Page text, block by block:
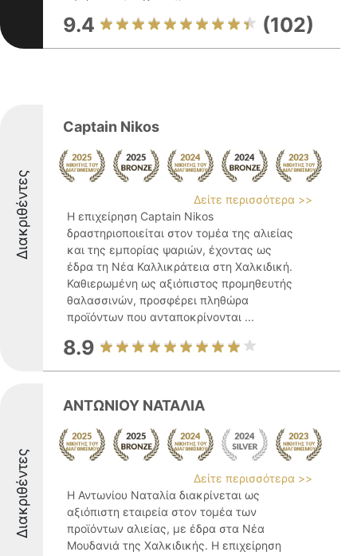
9.4 (102)
Διακριθέντες
Captain Nikos
Δείτε περισσότερα >>
Η επιχείρηση Captain Nikos
δραστηριοποιείται στον τομέα της αλιείας
και της εμπορίας ψαριών, έχοντας ως
έδρα τη Νέα Καλλικράτεια στη Χαλκιδική.
Καθιερωμένη ως αξιόπιστος προμηθευτής
θαλασσινών, προσφέρει πληθώρα
προϊόντων που ανταποκρίνονται ...
8.9
Διακριθέντες
ΑΝΤΩΝΙΟΥ ΝΑΤΑΛΙΑ
Δείτε περισσότερα >>
Η Αντωνίου Ναταλία διακρίνεται ως
αξιόπιστη εταιρεία στον τομέα των
προϊόντων αλιείας, με έδρα στα Νέα
Μουδανιά της Χαλκιδικής. Η επιχείρηση